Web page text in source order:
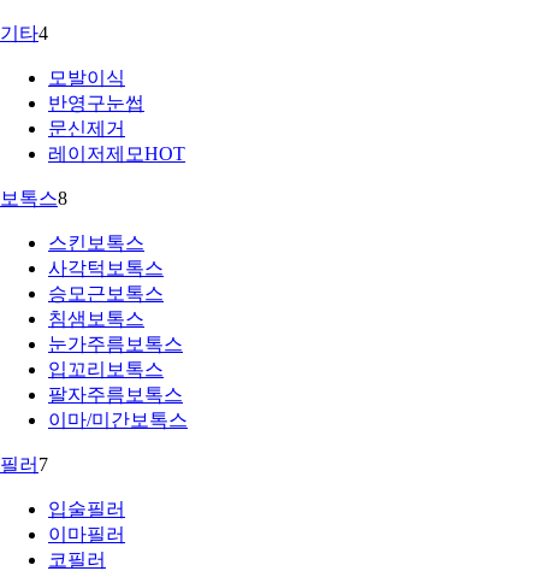
기타4
모발이식
반영구눈썹
문신제거
레이저제모HOT
보톡스8
스킨보톡스
사각턱보톡스
승모근보톡스
침샘보톡스
눈가주름보톡스
입꼬리보톡스
팔자주름보톡스
이마/미간보톡스
필러 7
입술필러
이마필러
코필러